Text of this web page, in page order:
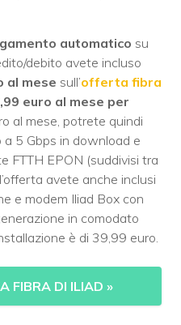
automatico su
debito avete incluso
al mese sull’offerta fibra
euro al mese per
al mese, potrete quindi
5 Gbps in download e
FTTH EPON (suddivisi tra
avete anche inclusi
e modem Iliad Box con
in comodato
è di 39,99 euro.
FIBRA DI ILIAD »